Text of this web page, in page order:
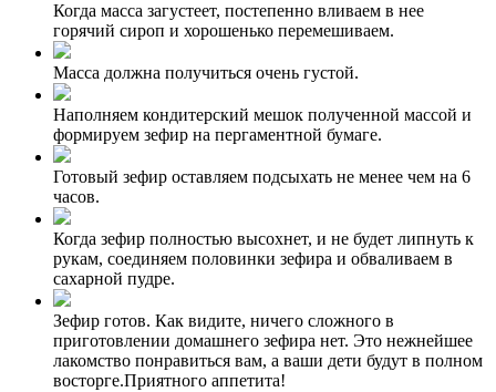
Когда масса загустеет, постепенно вливаем в нее
горячий сироп и хорошенько перемешиваем.
Масса должна получиться очень густой.
Наполняем кондитерский мешок полученной массой и
формируем зефир на пергаментной бумаге.
Готовый зефир оставляем подсыхать не менее чем на 6
часов.
Когда зефир полностью высохнет, и не будет липнуть к
рукам, соединяем половинки зефира и обваливаем в
сахарной пудре.
Зефир готов. Как видите, ничего сложного в
приготовлении домашнего зефира нет. Это нежнейшее
лакомство понравиться вам, а ваши дети будут в полном
восторге.Приятного аппетита!